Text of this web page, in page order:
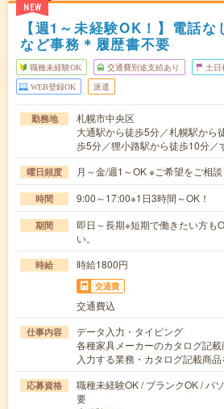
NEW
【週1～未経験OK！】電話
など事務＊履歴書不要
職種未経験OK 交通費別途支給あり 土日
WEB登録OK 派遣
勤務地
札幌市中央区
大通駅から徒歩5分／札幌駅から
歩5分／狸小路駅から徒歩10分／
曜日頻度 月～金/週1～OK ※ご希望をご相談
時間 9:00～17:00※1日3時間～OK！
期間
即日～長期※短期で働きたい方も
い。
時給 時給1800円
交通費
交通費込
仕事内容
データ入力・タイピング
各種家具メーカーのカタログ記
入力する業務・カタログ記載商
応募資格
職種未経験OK / ブランクOK / パ
要